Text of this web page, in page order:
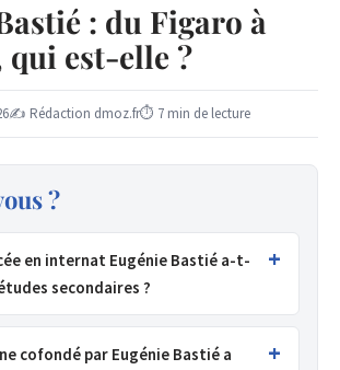
: du Figaro à
qui est-elle ?
✍ Rédaction dmoz.fr⏱ 7 min de lecture
?
en internat Eugénie Bastié a-t-
secondaires ?
cofondé par Eugénie Bastié a